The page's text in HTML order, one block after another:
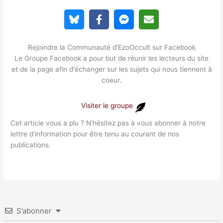
Rejoindre la Communauté d'EzoOccult sur Facebook
Le Groupe Facebook a pour but de réunir les lecteurs du site
et de la page afin d'échanger sur les sujets qui nous tiennent à
coeur.
Visiter le groupe
Cet article vous a plu ? N'hésitez pas à vous abonner à notre
lettre d'information pour être tenu au courant de nos
publications.
S’abonner